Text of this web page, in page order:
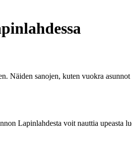
Näiden sanojen, kuten vuokra
Lapinlahdesta voit nauttia upeasta